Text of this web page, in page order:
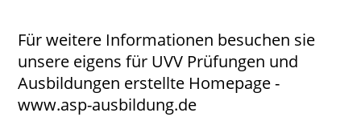
Für weitere Informationen besuchen sie
unsere eigens für UVV Prüfungen und
Ausbildungen erstellte Homepage -
www.asp-ausbildung.de